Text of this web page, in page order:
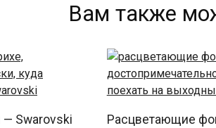
Вам также
— Swarovski
Расцветающие